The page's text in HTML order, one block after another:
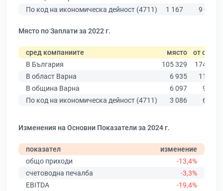
По код на икономическа дейност (4711)
1 167 9 025
Място по Заплати за 2022 г.
сред компаниите място
от общо
В България
105 329
174 403
В област Варна
6 935
11 437
В община Варна
6 097
9 876
По код на икономическа дейност (4711)
3 086 6 773
Изменения на Основни Показатели за 2024 г.
показател
изменение
общо приходи
-13,4%
счетоводна печалба
-3,3%
EBITDA
-19,4%